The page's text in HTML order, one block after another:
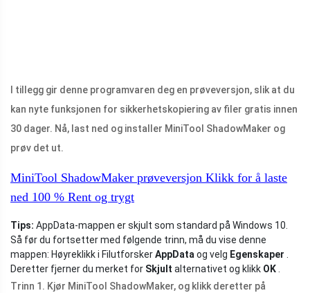
I tillegg gir denne programvaren deg en prøveversjon, slik at du
kan nyte funksjonen for sikkerhetskopiering av filer gratis innen
30 dager. Nå, last ned og installer MiniTool ShadowMaker og
prøv det ut.
MiniTool ShadowMaker prøveversjon Klikk for å laste
ned 100 % Rent og trygt
Tips: AppData-mappen er skjult som standard på Windows 10.
Så før du fortsetter med følgende trinn, må du vise denne
mappen: Høyreklikk i FilutforskerAppData og velg Egenskaper
Deretter fjerner du merket for Skjult alternativet og klikk OK
Trinn 1. Kjør MiniTool ShadowMaker, og klikk deretter på